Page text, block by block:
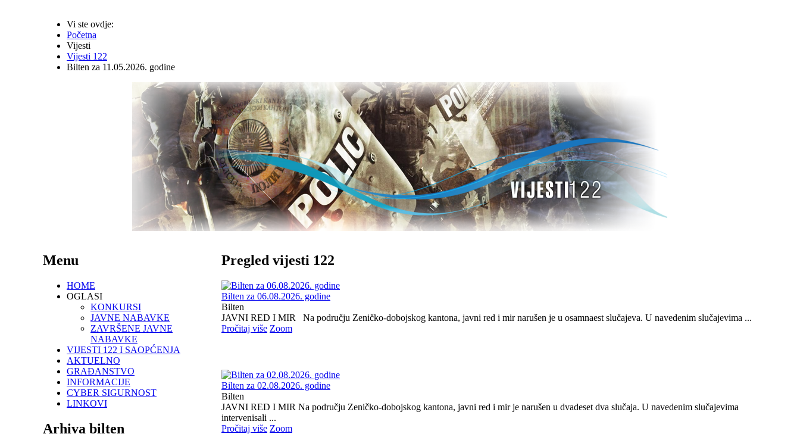
Vi ste ovdje:
Početna
Vijesti
Vijesti 122
Bilten za 11.05.2026. godine
Pregled vijesti 122
Bilten za 06.08.2026. godine
Bilten
JAVNI RED I MIR Na području Zeničko-dobojskog kantona, javni red i mir narušen je u osamnaest slučajeva. U navedenim slučajevima ...
Pročitaj više Zoom
Bilten za 02.08.2026. godine
Bilten
JAVNI RED I MIR Na području Zeničko-dobojskog kantona, javni red i mir je narušen u dvadeset dva slučaja. U navedenim slučajevima
intervenisali ...
Pročitaj više Zoom
Menu
HOME
OGLASI
KONKURSI
JAVNE NABAVKE
ZAVRŠENE JAVNE
NABAVKE
VIJESTI 122 I SAOPĆENJA
AKTUELNO
GRAĐANSTVO
INFORMACIJE
CYBER SIGURNOST
LINKOVI
Arhiva bilten